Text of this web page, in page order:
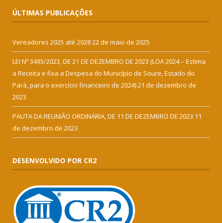
ÚLTIMAS PUBLICAÇÕES
Vereadores 2025 até 202822 de maio de 2025
LEI Nº 3493/2023, DE 21 DE DEZEMBRO DE 2023 (LOA 2024 – Estima
a Receita e fixa a Despesa do Município de Soure, Estado do
Pará, para o exercício financeiro de 2024)21 de dezembro de
2023
PAUTA DA REUNIÃO ORDINÁRIA, DE 11 DE DEZEMBRO DE 2023 11
de dezembro de 2023
DESENVOLVIDO POR CR2